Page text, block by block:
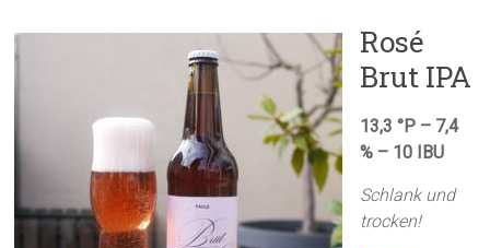
Rosé
Brut IPA
13,3 °P – 7,4
% – 10 IBU
Schlank und
trocken!